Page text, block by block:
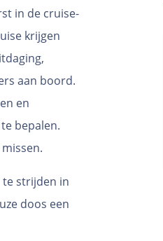
in de cruise-
krijgen
aan boord.
en
bepalen.
te strijden in
doos een